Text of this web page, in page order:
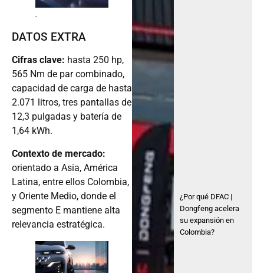
.
DATOS EXTRA
Cifras clave: hasta 250 hp,
565 Nm de par combinado,
capacidad de carga de hasta
2.071 litros, tres pantallas de
12,3 pulgadas y batería de
1,64 kWh.
Contexto de mercado:
orientado a Asia, América
Latina, entre ellos Colombia,
y Oriente Medio, donde el
segmento E mantiene alta
relevancia estratégica.
¿Por qué DFAC |
Dongfeng acelera
su expansión en
Colombia?